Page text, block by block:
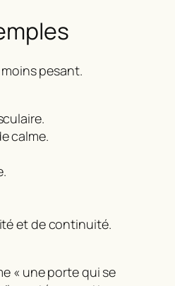
pesant.
calme.
et de continuité.
« une porte qui se